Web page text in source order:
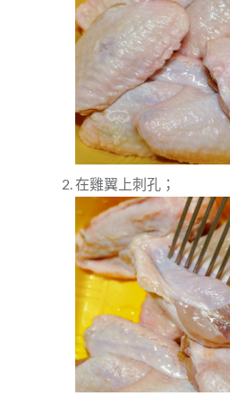
在雞翼上刺孔；